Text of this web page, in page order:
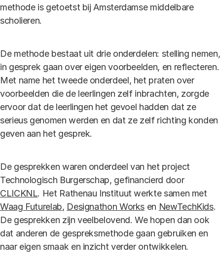
methode is getoetst bij Amsterdamse middelbare
scholieren.
De methode bestaat uit drie onderdelen: stelling nemen,
in gesprek gaan over eigen voorbeelden, en reflecteren.
Met name het tweede onderdeel, het praten over
voorbeelden die de leerlingen zelf inbrachten, zorgde
ervoor dat de leerlingen het gevoel hadden dat ze
serieus genomen werden en dat ze zelf richting konden
geven aan het gesprek.
De gesprekken waren onderdeel van het project
Technologisch Burgerschap, gefinancierd door
CLICKNL. Het Rathenau Instituut werkte samen met
Waag Futurelab, Designathon Works en NewTechKids.
De gesprekken zijn veelbelovend. We hopen dan ook
dat anderen de gespreksmethode gaan gebruiken en
naar eigen smaak en inzicht verder ontwikkelen.